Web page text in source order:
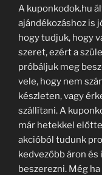
A kuponkodok.hu
ajándékozáshoz is
hogy tudjuk, hogy
szeret, ezért a
próbáljuk meg
vele, hogy nem
készleten, vagy
szállítani. A
már hetekkel
akcióból tudunk
kedvezőbb áron
beszerezni. Még